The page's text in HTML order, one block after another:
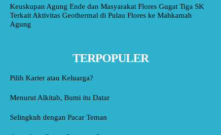
Keuskupan Agung Ende dan Masyarakat Flores Gugat Tiga SK
Terkait Aktivitas Geothermal di Pulau Flores ke Mahkamah
Agung
TERPOPULER
Pilih Karier atau Keluarga?
Menurut Alkitab, Bumi itu Datar
Selingkuh dengan Pacar Teman